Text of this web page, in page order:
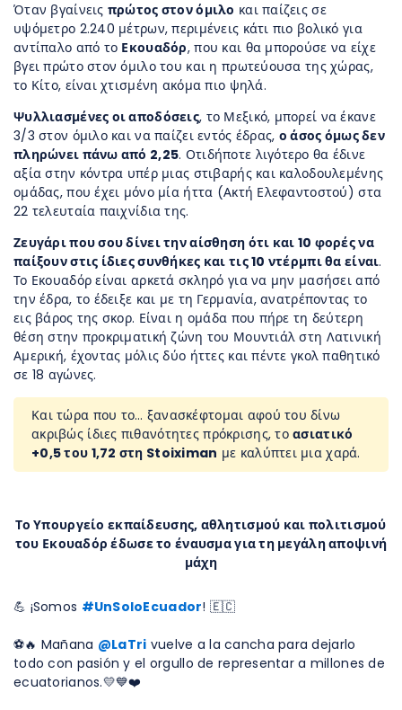
Όταν βγαίνεις πρώτος στον όμιλο και παίζεις σε
υψόμετρο 2.240 μέτρων, περιμένεις κάτι πιο βολικό για
αντίπαλο από το Εκουαδόρ, που και θα μπορούσε να είχε
βγει πρώτο στον όμιλο του και η πρωτεύουσα της χώρας,
το Κίτο, είναι χτισμένη ακόμα πιο ψηλά.
Ψυλλιασμένες οι αποδόσεις, το Μεξικό, μπορεί να έκανε
3/3 στον όμιλο και να παίζει εντός έδρας, ο άσος όμως δεν
πληρώνει πάνω από 2,25. Οτιδήποτε λιγότερο θα έδινε
αξία στην κόντρα υπέρ μιας στιβαρής και καλοδουλεμένης
ομάδας, που έχει μόνο μία ήττα (Ακτή Ελεφαντοστού) στα
22 τελευταία παιχνίδια της.
Ζευγάρι που σου δίνει την αίσθηση ότι και 10 φορές να
παίξουν στις ίδιες συνθήκες και τις 10 ντέρμπι θα είναι.
Το Εκουαδόρ είναι αρκετά σκληρό για να μην μασήσει από
την έδρα, το έδειξε και με τη Γερμανία, ανατρέποντας το
εις βάρος της σκορ. Είναι η ομάδα που πήρε τη δεύτερη
θέση στην προκριματική ζώνη του Μουντιάλ στη Λατινική
Αμερική, έχοντας μόλις δύο ήττες και πέντε γκολ παθητικό
σε 18 αγώνες.
Και τώρα που το… ξανασκέφτομαι αφού του δίνω
ακριβώς ίδιες πιθανότητες πρόκρισης, τοασιατικό
+0,5 του 1,72 στη Stoiximan με καλύπτει μια χαρά.
Το Υπουργείο εκπαίδευσης, αθλητισμού και πολιτισμού
του Εκουαδόρ έδωσε το έναυσμα για τη μεγάλη αποψινή
μάχη
💪 ¡Somos #UnSoloEcuador! 🇪🇨
⚽🔥 Mañana @LaTri vuelve a la cancha para dejarlo
todo con pasión y el orgullo de representar a millones de
ecuatorianos.💛💙❤️